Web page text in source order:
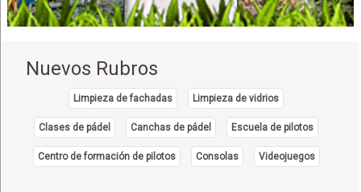
Fábrica de Colchones
Livings con reclinables
Mesas de Luz
Ropa de Cama
Sillones reclinables
Sillones decorativos
Nuevos Rubros
Limpieza de fachadas Limpieza de vidrios
Clases de pádel Canchas de pádel Escuela de pilotos
Centro de formación de pilotos Consolas Videojuegos